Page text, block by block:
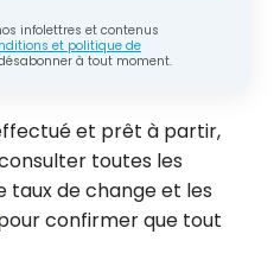
infolettres et contenus
et politique de
à tout moment.
et prêt à partir,
toutes les
taux de change et les
confirmer que tout